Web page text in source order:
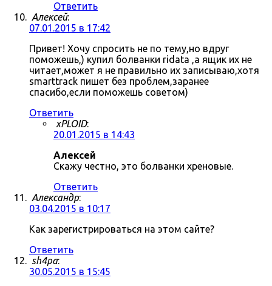
Ответить
Алексей:
07.01.2015 в 17:42
Привет! Хочу спросить не по тему,но вдруг
поможешь,) купил болванки ridata ,а ящик их не
читает,может я не правильно их записываю,хотя
smarttrack пишет без проблем,заранее
спасибо,если поможешь советом)
Ответить
xPLOID:
20.01.2015 в 14:43
Алексей
Скажу честно, это болванки хреновые.
Ответить
Александр:
03.04.2015 в 10:17
Как зарегистрироваться на этом сайте?
Ответить
sh4pa:
30.05.2015 в 15:45